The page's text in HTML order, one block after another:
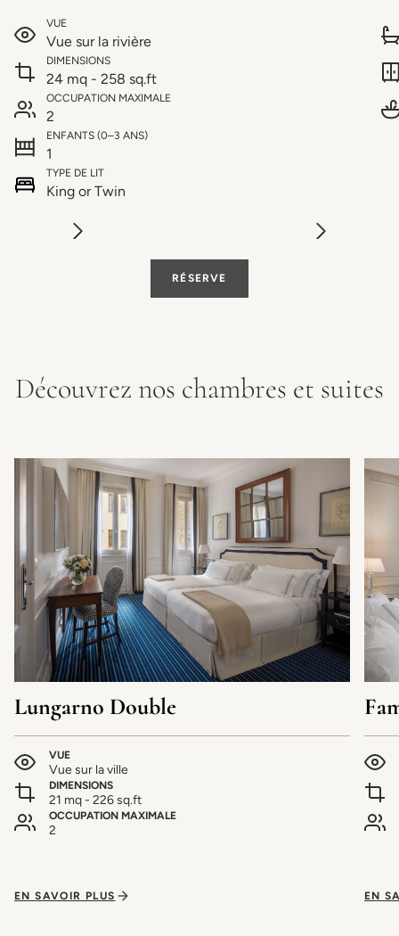
VUE
Vue sur la rivière
DIMENSIONS
24 mq - 258 sq.ft
OCCUPATION MAXIMALE
2
ENFANTS (0–3 ANS)
1
TYPE DE LIT
King or Twin
RÉSERVE
Découvrez nos chambres et suites
Lungarno Double
VUE
Vue sur la ville
DIMENSIONS
21 mq - 226 sq.ft
OCCUPATION MAXIMALE
2
EN SAVOIR PLUS EN